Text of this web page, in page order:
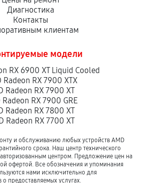
Диагностика
Контакты
клиентам
модели
RX 6900 XT Liquid Cooled
Radeon RX 7900 XTX
Radeon RX 7900 XT
Radeon RX 7900 GRE
Radeon RX 7800 XT
Radeon RX 7700 XT
и обслуживанию любых устройств AMD
срока. Наш центр технического
центром. Предложение цен на
офертой. Все обозначения и упоминания
нами исключительно для
предоставляемых услугах.